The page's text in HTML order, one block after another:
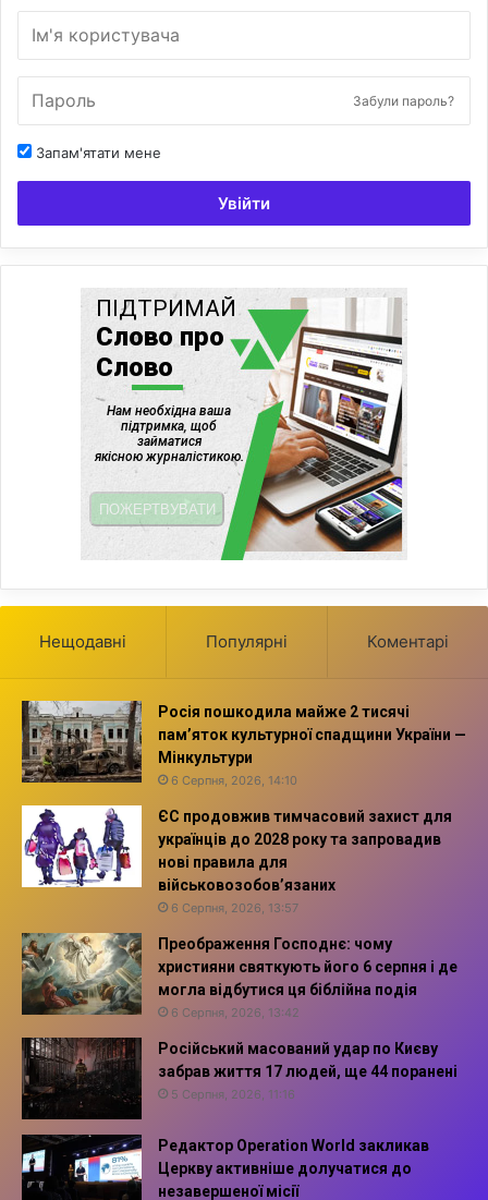
Забули пароль?
Запам'ятати мене
Увійти
Нещодавні Популярні Коментарі
Росія пошкодила майже 2 тисячі
пам’яток культурної спадщини України —
Мінкультури
6 Серпня, 2026, 14:10
ЄС продовжив тимчасовий захист для
українців до 2028 року та запровадив
нові правила для
військовозобов’язаних
6 Серпня, 2026, 13:57
Преображення Господнє: чому
християни святкують його 6 серпня і де
могла відбутися ця біблійна подія
6 Серпня, 2026, 13:42
Російський масований удар по Києву
забрав життя 17 людей, ще 44 поранені
5 Серпня, 2026, 11:16
Редактор Operation World закликав
Церкву активніше долучатися до
незавершеної місії